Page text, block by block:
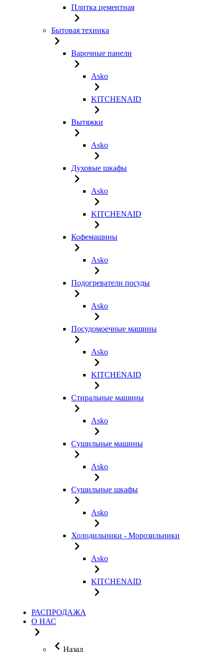
Плитка цементная
Бытовая техника
Варочные панели
Asko
KITCHENAID
Вытяжки
Asko
Духовые шкафы
Asko
KITCHENAID
Кофемашины
Asko
Подогреватели посуды
Asko
Посудомоечные машины
Asko
KITCHENAID
Стиральные машины
Asko
Сушильные машины
Asko
Сушильные шкафы
Asko
Холодильники - Морозильники
Asko
KITCHENAID
РАСПРОДАЖА
О НАС
Назад